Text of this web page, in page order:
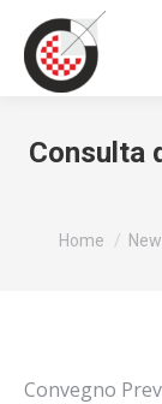
Consulta
Tu sei qui:
Home
Convegno